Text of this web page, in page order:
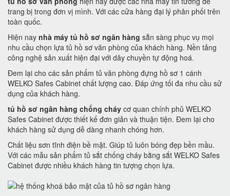
trang bị trong đơn vị mình. Với các cửa hàng đại lý phân phối trên
toàn quốc.
Hiện nay nhà máy tủ hồ sơ ngân hàng sẵn sàng phục vụ mọi
nhu cầu chọn lựa tủ hồ sơ văn phòng của khách hàng. Nền tảng
công nghệ sản xuất hiện đại với dây chuyền tự động hoá.
Đem lại cho các sản phẩm tủ văn phòng đựng hồ sơ 1 cánh
WELKO Safes Cabinet chất lượng cao. Đáp ứng tối đa nhu cầu sử
dụng của khách hàng.
tủ hồ sơ ngân hàng chống cháy cơ quan chính phủ WELKO
Safes Cabinet được thiết kế đơn giản và thuận tiện. Đem lại cho
khách hàng sử dụng dễ dàng nhanh chóng hơn.
Chất liệu sơn tĩnh điện bề mặt. Giúp tủ luôn bóng đẹp bền mầu.
Với các mẫu sản phẩm tủ sắt chống cháy bằng sắt WELKO Safes
Cabinet được nhiều khách hàng tin tượng chọn lựa.